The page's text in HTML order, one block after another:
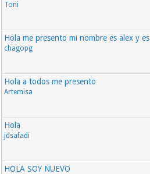
Toni
Hola me presento mi nombre es alex y
chagopg
Hola a todos me presento
Artemisa
Hola
jdsafadi
HOLA SOY NUEVO